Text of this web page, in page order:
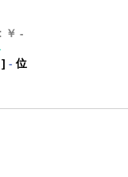
: ￥ -
- 位